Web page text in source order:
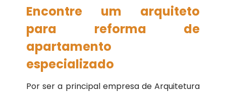
Encontre um arquiteto
para reforma de
apartamento
especializado
Por ser a principal empresa de Arquitetura